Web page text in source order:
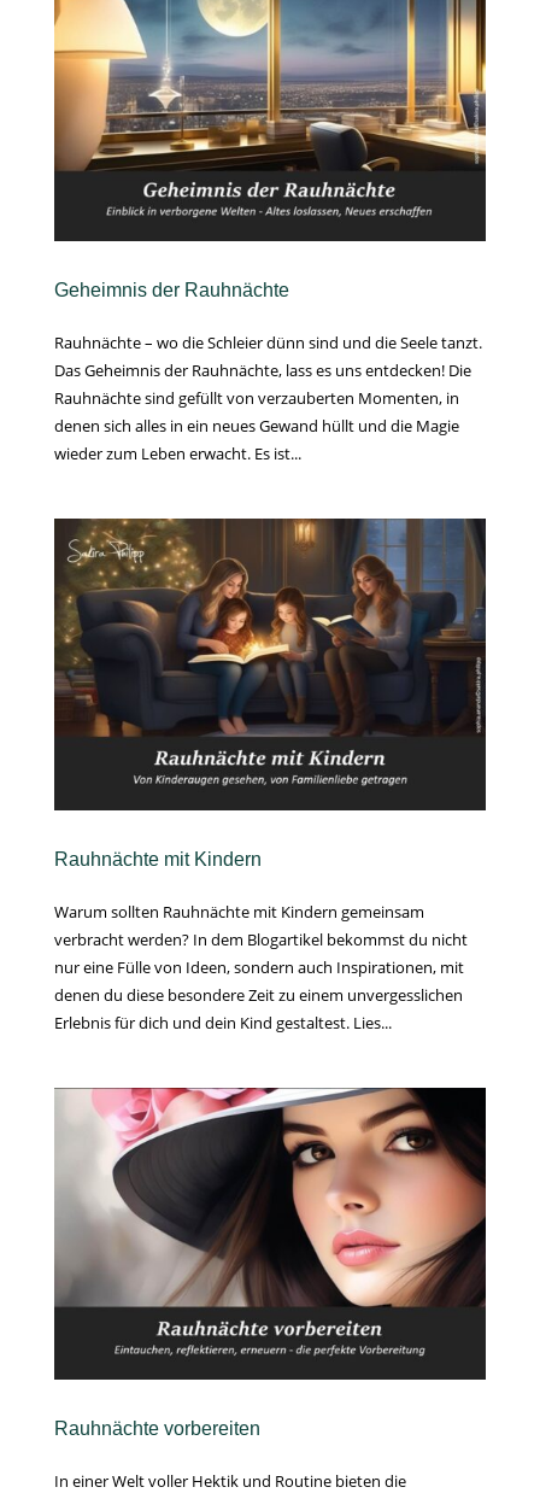
Geheimnis der Rauhnächte
Rauhnächte – wo die Schleier dünn sind und die Seele tanzt.
Das Geheimnis der Rauhnächte, lass es uns entdecken! Die
Rauhnächte sind gefüllt von verzauberten Momenten, in
denen sich alles in ein neues Gewand hüllt und die Magie
wieder zum Leben erwacht. Es ist...
Rauhnächte mit Kindern
Warum sollten Rauhnächte mit Kindern gemeinsam
verbracht werden? In dem Blogartikel bekommst du nicht
nur eine Fülle von Ideen, sondern auch Inspirationen, mit
denen du diese besondere Zeit zu einem unvergesslichen
Erlebnis für dich und dein Kind gestaltest. Lies...
Rauhnächte vorbereiten
In einer Welt voller Hektik und Routine bieten die